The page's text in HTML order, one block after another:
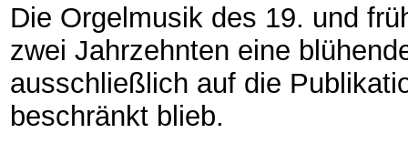
Die Orgelmusik des 19. und
zwei Jahrzehnten eine
ausschließlich auf die
beschränkt blieb.